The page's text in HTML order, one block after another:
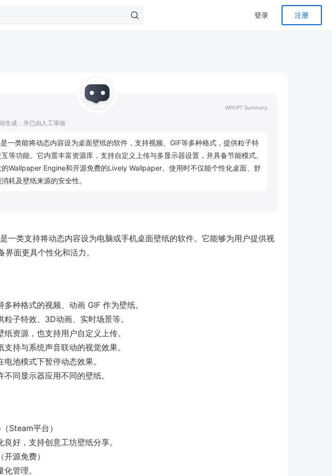
登录 注册
生成，并已由人工审核
WPOPT Summary
一类能将动态内容设为桌面壁纸的软件，支持视频、GIF等多种格式，提供粒子特
等功能。它内置丰富资源库，支持自定义上传与多显示器设置，并具备节能模式。
Wallpaper Engine和开源免费的Lively Wallpaper。使用时不仅能个性化桌面、舒
耗及壁纸来源的安全性。
一类支持将动态内容设为电脑或手机桌面壁纸的软件。它能够为用户提供视
面更具个性化和活力。
多种格式的视频、动画 GIF 作为壁纸。
粒子特效、3D动画、实时场景等。
纸资源，也支持用户自定义上传。
支持与系统声音联动的视觉效果。
电池模式下暂停动态效果。
不同显示器应用不同的壁纸。
（Steam平台）
好，支持创意工坊壁纸分享。
（开源免费）
管理。